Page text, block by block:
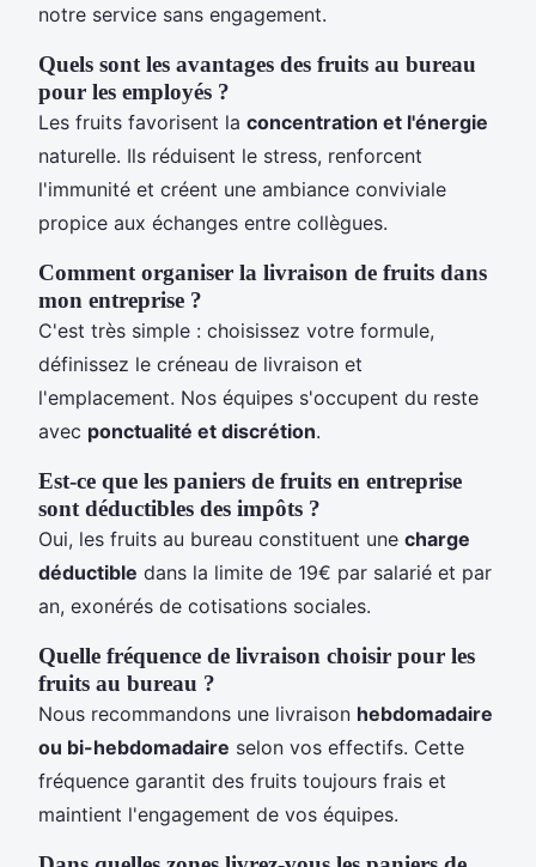
notre service sans engagement.
Quels sont les avantages des fruits au bureau
pour les employés ?
Les fruits favorisent la concentration et l'énergie
naturelle. Ils réduisent le stress, renforcent
l'immunité et créent une ambiance conviviale
propice aux échanges entre collègues.
Comment organiser la livraison de fruits dans
mon entreprise ?
C'est très simple : choisissez votre formule,
définissez le créneau de livraison et
l'emplacement. Nos équipes s'occupent du reste
avec ponctualité et discrétion.
Est-ce que les paniers de fruits en entreprise
sont déductibles des impôts ?
Oui, les fruits au bureau constituent une charge
déductible dans la limite de 19€ par salarié et par
an, exonérés de cotisations sociales.
Quelle fréquence de livraison choisir pour les
fruits au bureau ?
Nous recommandons une livraison hebdomadaire
ou bi-hebdomadaire selon vos effectifs. Cette
fréquence garantit des fruits toujours frais et
maintient l'engagement de vos équipes.